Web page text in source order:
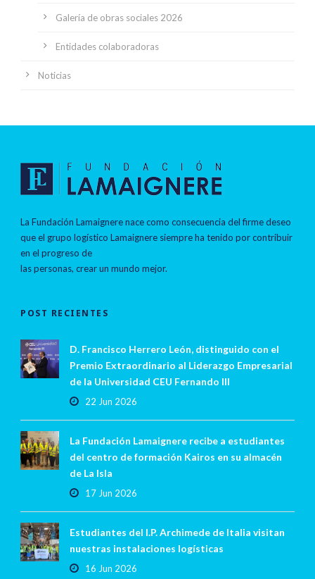
Galería de obras sociales 2026
Entidades colaboradoras
Noticias
La Fundación Lamaignere nace como consecuencia del firme deseo
que el grupo logístico Lamaignere siempre ha tenido por contribuir
en el progreso de
las personas, crear un mundo mejor.
POST RECIENTES
D. Francisco Herrero León, distinguido con el
Premio Extraordinario al Liderazgo Empresarial
de la Universidad CEU Fernando III
22 Jun 2026
La Fundación Lamaignere recibe a estudiantes
del centro de formación Kairos en su almacén
de La Isla
17 Jun 2026
Estudiantes del I.P. Archimede de Italia visitan
nuestras instalaciones logísticas
16 Jun 2026